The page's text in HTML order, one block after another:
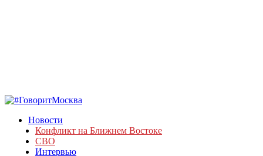
Новости
Конфликт на Ближнем Востоке
СВО
Интервью